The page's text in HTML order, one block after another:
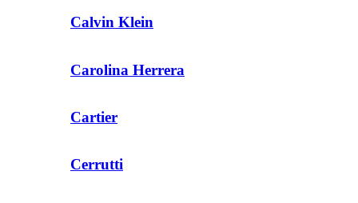
Calvin Klein
Carolina Herrera
Cartier
Cerrutti